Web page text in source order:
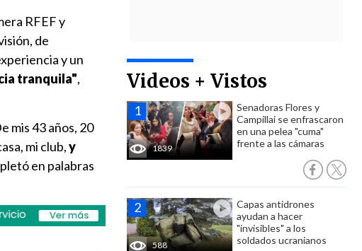
Videos + Vistos
1839
Senadoras Flores y
Campillai se enfrascaron
en una pelea "cuma"
frente a las cámaras
588
Capas antidrones
ayudan a hacer
"invisibles" a los
soldados ucranianos
RFEF y
de
y un
tranquila",
mis 43 años, 20
mi club,y
en palabras